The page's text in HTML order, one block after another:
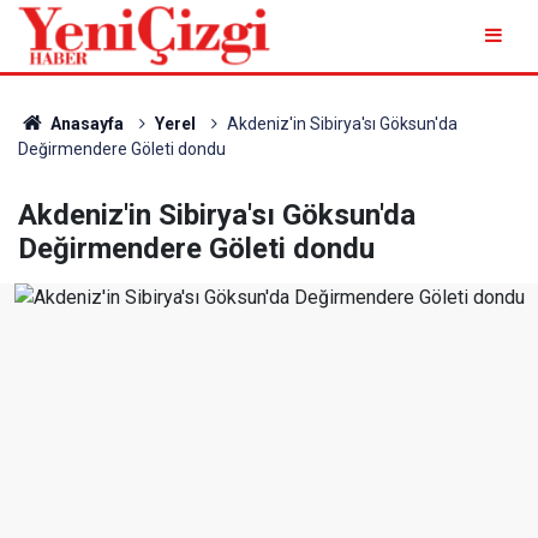
Anasayfa Yerel
Akdeniz'in Sibirya'sı Göksun'da
Değirmendere Göleti dondu
Akdeniz'in Sibirya'sı Göksun'da
Değirmendere Göleti dondu